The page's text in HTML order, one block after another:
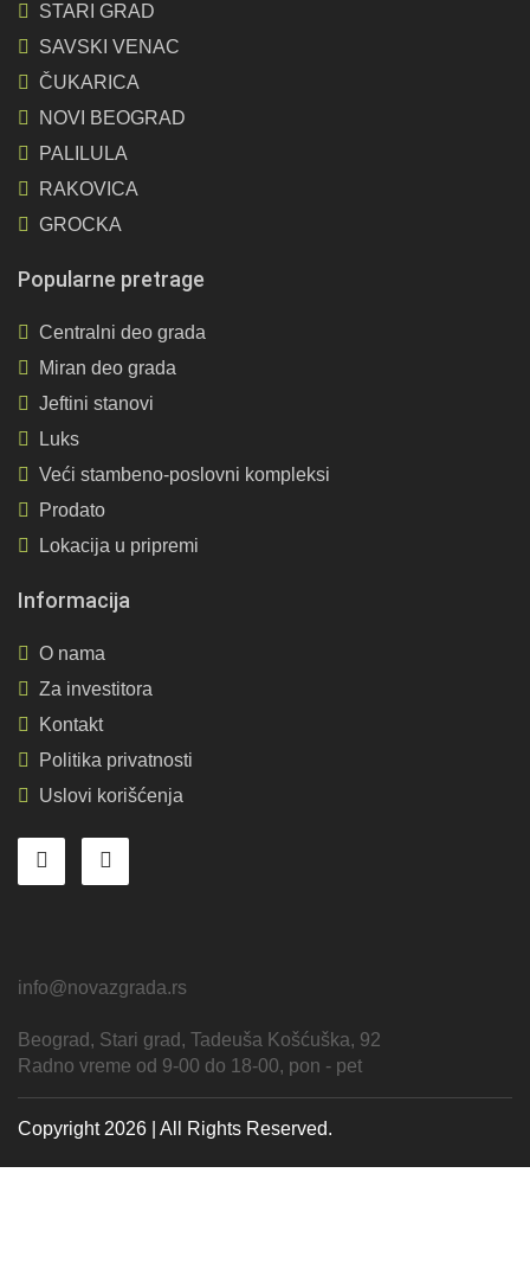
STARI GRAD
SAVSKI VENAC
ČUKARICA
NOVI BEOGRAD
PALILULA
RAKOVICA
GROCKA
Popularne pretrage
Centralni deo grada
Miran deo grada
Jeftini stanovi
Luks
Veći stambeno-poslovni kompleksi
Prodato
Lokacija u pripremi
Informacija
O nama
Za investitora
Kontakt
Politika privatnosti
Uslovi korišćenja
info@novazgrada.rs
Beograd , Stari grad, Tadeuša Košćuška, 92
Radno vreme od 9-00 do 18-00, pon - pet
Copyright 2026 | All Rights Reserved.